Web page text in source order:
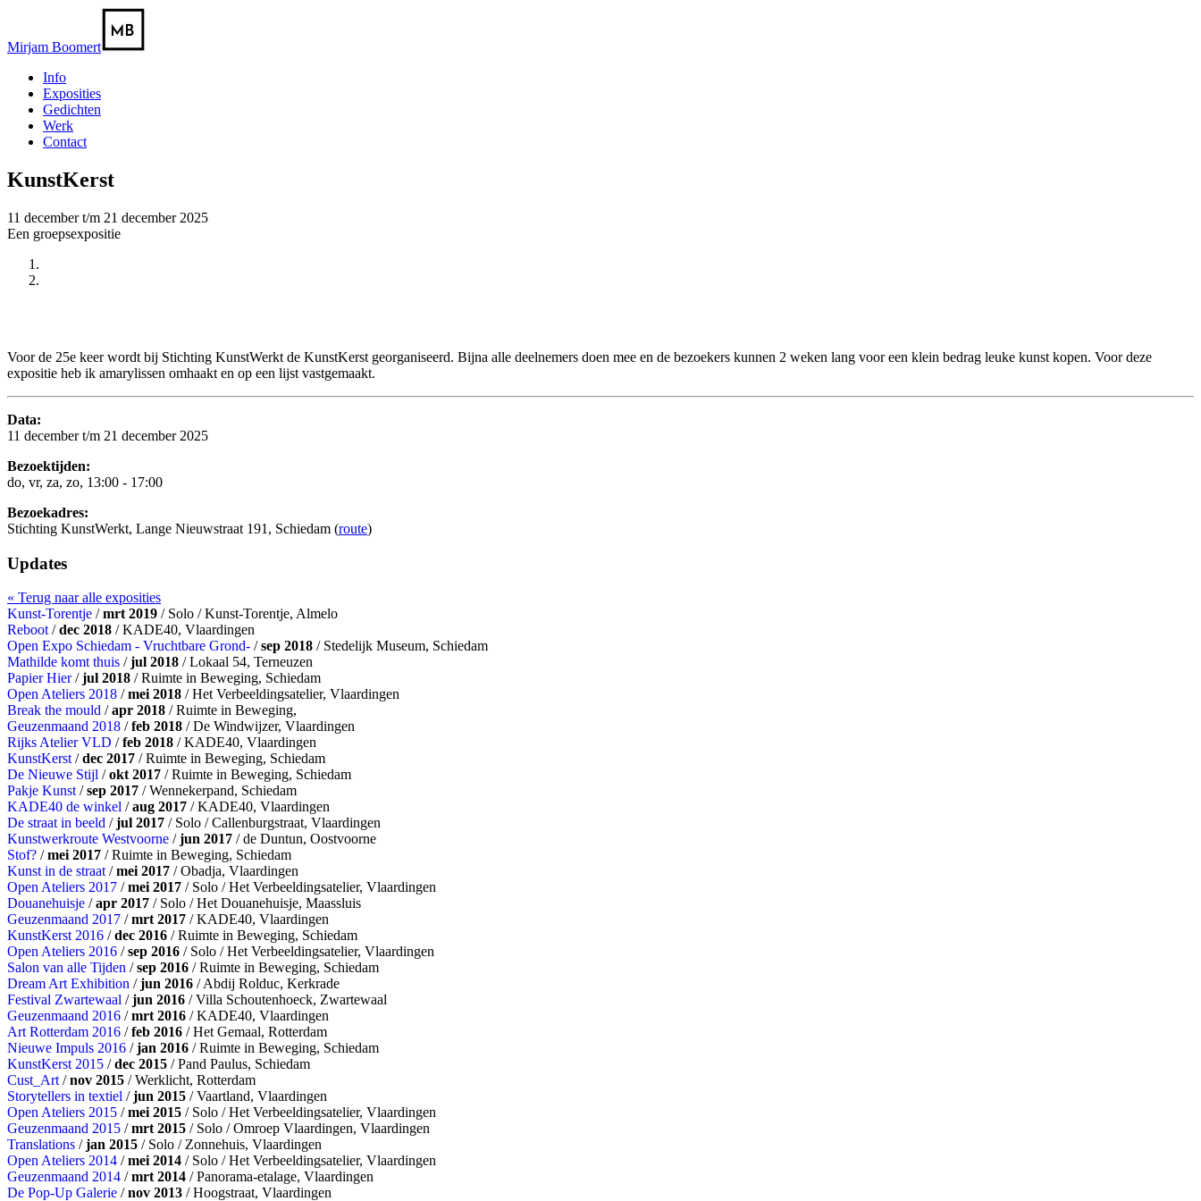
Mirjam Boomert
Info
Exposities
Gedichten
Werk
Contact
KunstKerst
11 december t/m 21 december 2025
Een groepsexpositie
Voor de 25e keer wordt bij Stichting KunstWerkt de KunstKerst georganiseerd. Bijna alle deelnemers doen mee en de bezoekers kunnen 2 weken lang voor een klein bedrag leuke kunst kopen. Voor deze
expositie heb ik amarylissen omhaakt en op een lijst vastgemaakt.
Data:
11 december t/m 21 december 2025
Bezoektijden:
do, vr, za, zo, 13:00 - 17:00
Bezoekadres:
Stichting KunstWerkt, Lange Nieuwstraat 191, Schiedam (route)
Updates
« Terug naar alle exposities
Kunst-Torentje /mrt 2019 / Solo / Kunst-Torentje, Almelo
Reboot /dec 2018 / KADE40, Vlaardingen
Open Expo Schiedam - Vruchtbare Grond- /sep 2018 / Stedelijk Museum, Schiedam
Mathilde komt thuis /jul 2018 / Lokaal 54, Terneuzen
Papier Hier/jul 2018 / Ruimte in Beweging, Schiedam
Open Ateliers 2018 /mei 2018 / Het Verbeeldingsatelier, Vlaardingen
Break the mould /apr 2018 / Ruimte in Beweging,
Geuzenmaand 2018 /feb 2018 / De Windwijzer, Vlaardingen
Rijks Atelier VLD /feb 2018 / KADE40, Vlaardingen
KunstKerst /dec 2017 / Ruimte in Beweging, Schiedam
De Nieuwe Stijl /okt 2017 / Ruimte in Beweging, Schiedam
Pakje Kunst /sep 2017 / Wennekerpand, Schiedam
KADE40 de winkel /aug 2017 / KADE40, Vlaardingen
De straat in beeld /jul 2017 / Solo / Callenburgstraat, Vlaardingen
Kunstwerkroute Westvoorne /jun 2017 / de Duntun, Oostvoorne
Stof? /mei 2017 / Ruimte in Beweging, Schiedam
Kunst in de straat /mei 2017 / Obadja, Vlaardingen
Open Ateliers 2017 /mei 2017 / Solo / Het Verbeeldingsatelier, Vlaardingen
Douanehuisje /apr 2017 / Solo / Het Douanehuisje, Maassluis
Geuzenmaand 2017 /mrt 2017 / KADE40, Vlaardingen
KunstKerst 2016 /dec 2016 / Ruimte in Beweging, Schiedam
Open Ateliers 2016 /sep 2016 / Solo / Het Verbeeldingsatelier, Vlaardingen
Salon van alle Tijden /sep 2016 / Ruimte in Beweging, Schiedam
Dream Art Exhibition /jun 2016 / Abdij Rolduc, Kerkrade
Festival Zwartewaal /jun 2016 / Villa Schoutenhoeck, Zwartewaal
Geuzenmaand 2016 /mrt 2016 / KADE40, Vlaardingen
Art Rotterdam 2016 /feb 2016 / Het Gemaal, Rotterdam
Nieuwe Impuls 2016 /jan 2016 / Ruimte in Beweging, Schiedam
KunstKerst 2015 /dec 2015 / Pand Paulus, Schiedam
Cust_Art /nov 2015 / Werklicht, Rotterdam
Storytellers in textiel /jun 2015 / Vaartland, Vlaardingen
Open Ateliers 2015 /mei 2015 / Solo / Het Verbeeldingsatelier, Vlaardingen
Geuzenmaand 2015 /mrt 2015 / Solo / Omroep Vlaardingen, Vlaardingen
Translations /jan 2015 / Solo / Zonnehuis, Vlaardingen
Open Ateliers 2014 /mei 2014 / Solo / Het Verbeeldingsatelier, Vlaardingen
Geuzenmaand 2014 /mrt 2014 / Panorama-etalage, Vlaardingen
De Pop-Up Galerie /nov 2013 / Hoogstraat, Vlaardingen